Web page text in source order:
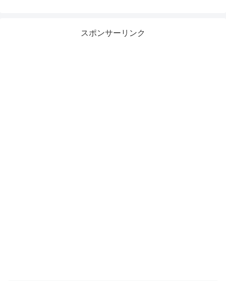
スポンサーリンク